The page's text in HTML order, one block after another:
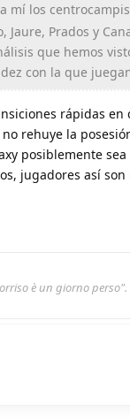
mí los
Jaure, Prados y
que hemos
con la que
rápidas en
rehuye la
posiblemente
jugadores así
è un giorno perso".